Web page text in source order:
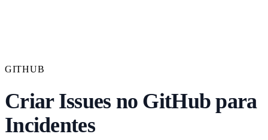
GITHUB
Criar Issues no GitHub para
Incidentes